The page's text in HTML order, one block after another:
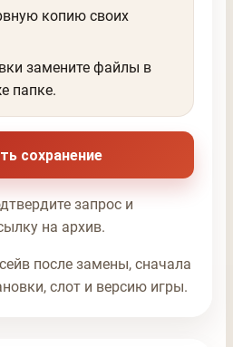
копию своих
замените файлы в
папке.
сохранение
запрос и
на архив.
после замены, сначала
слот и версию игры.